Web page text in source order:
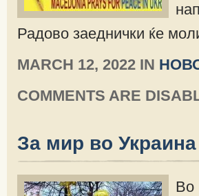
Радово заеднички ќе
MARCH 12, 2022 IN
COMMENTS ARE
За мир во Украина
Во